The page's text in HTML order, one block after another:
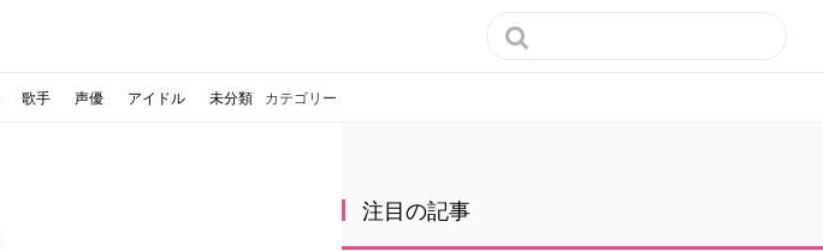

カテゴリー
歌手 声優 アイドル 未分類
注目の記事